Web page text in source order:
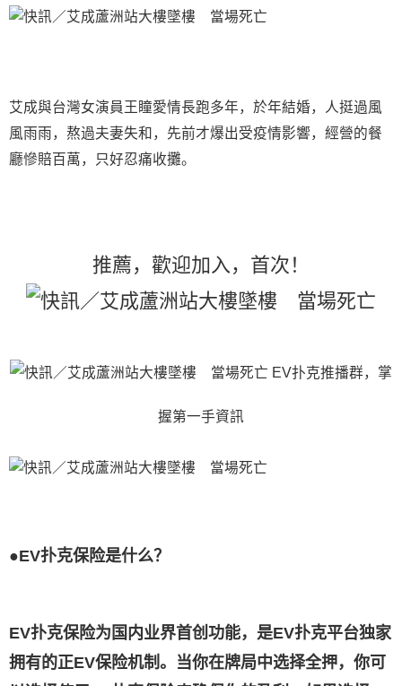
艾成與台灣女演員王瞳愛情長跑多年，於年結婚，人挺過風
風雨雨，熬過夫妻失和，先前才爆出受疫情影響，經營的餐
廳慘賠百萬，只好忍痛收攤。
推薦，歡迎加入，首次 ！
EV扑克推播群，掌
握第一手資訊
●EV扑克保险是什么？
EV扑克保险为国内业界首创功能，是EV扑克平台独家
拥有的正EV保险机制。当你在牌局中选择全押，你可